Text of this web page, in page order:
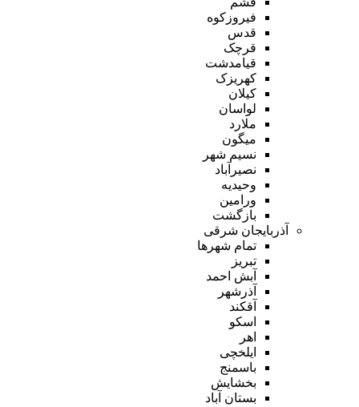
فیروزکوه
قدس
قرچک
قیامدشت
کهریزک
کیلان
لواسان
ملارد
میگون
نسیم شهر
نصیرآباد
وحیدیه
ورامین
بازگشت
آذربایجان شرقی
تمام شهر‌ها
تبریز
آبش احمد
آذرشهر
آقکند
اسکو
اهر
ایلخچی
باسمنج
بخشایش
بستان آباد